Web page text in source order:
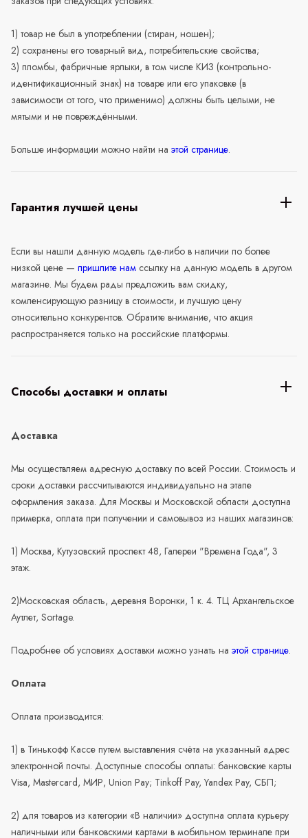
1) товар не был в употреблении (стиран, ношен);
2) сохранены его товарный вид, потребительские свойства;
3) пломбы, фабричные ярлыки, в том числе КИЗ (контрольно-
идентификационный знак) на товаре или его упаковке (в
зависимости от того, что применимо) должны быть целыми, не
мятыми и не повреждёнными.
Больше информации можно найти на этой странице.
Гарантия лучшей цены
Если вы нашли данную модель где-либо в наличии по более
низкой цене — пришлите нам ссылку на данную модель в другом
магазине. Мы будем рады предложить вам скидку,
компенсирующую разницу в стоимости, и лучшую цену
относительно конкурентов. Обратите внимание, что акция
распространяется только на российские платформы.
Способы доставки и оплаты
Доставка
Мы осуществляем адресную доставку по всей России. Стоимость и
сроки доставки рассчитываются индивидуально на этапе
оформления заказа. Для Москвы и Московской области доступна
примерка, оплата при получении и самовывоз из наших магазинов:
1) Москва, Кутузовский проспект 48, Галереи "Времена Года", 3
этаж.
2)Московская область, деревня Воронки, 1 к. 4. ТЦ Архангельское
Аутлет, Sortage.
Подробнее об условиях доставки можно узнать на этой странице.
Оплата
Оплата производится:
1) в Тинькофф Кассе путем выставления счёта на указанный адрес
электронной почты. Доступные способы оплаты: банковские карты
Visa, Mastercard, МИР, Union Pay; Tinkoff Pay, Yandex Pay, СБП;
2) для товаров из категории «В наличии» доступна оплата курьеру
наличными или банковскими картами в мобильном терминале при